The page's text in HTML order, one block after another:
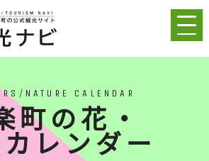
NATURE CALENDAR
町の花・
レンダー